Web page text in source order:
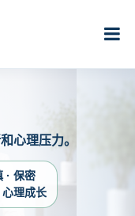
心理压力。
· 保密
心理成长